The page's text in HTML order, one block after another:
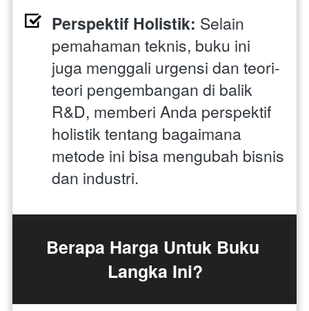
Perspektif Holistik: Selain
pemahaman teknis, buku ini
juga menggali urgensi dan teori-
teori pengembangan di balik
R&D, memberi Anda perspektif
holistik tentang bagaimana
metode ini bisa mengubah bisnis
dan industri.
Berapa Harga Untuk Buku
Langka Ini?